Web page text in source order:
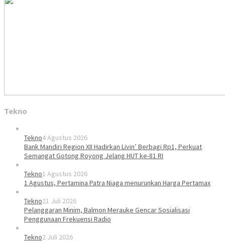
Tekno
Tekno4 Agustus 2026
Bank Mandiri Region XII Hadirkan Livin’ Berbagi Rp1, Perkuat
Semangat Gotong Royong Jelang HUT ke-81 RI
Tekno1 Agustus 2026
1 Agustus, Pertamina Patra Niaga menurunkan Harga Pertamax
Tekno21 Juli 2026
Pelanggaran Minim, Balmon Merauke Gencar Sosialisasi
Penggunaan Frekuensi Radio
Tekno2 Juli 2026